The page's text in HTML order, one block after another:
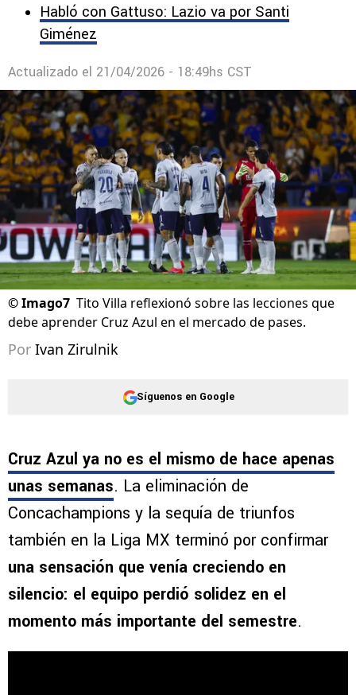
Habló con Gattuso: Lazio va por Santi
Giménez
Actualizado el 21/04/2026 - 18:49hs CST
©Imago7 Tito Villa reflexionó sobre las lecciones que
debe aprender Cruz Azul en el mercado de pases.
Por Ivan Zirulnik
Síguenos en Google
Cruz Azul ya no es el mismo de hace apenas
unas semanas. La eliminación de
Concachampions y la sequía de triunfos
también en la Liga MX terminó por confirmar
una sensación que venía creciendo en
silencio: el equipo perdió solidez en el
momento más importante del semestre.